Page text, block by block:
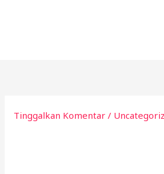
Tinggalkan Komentar /